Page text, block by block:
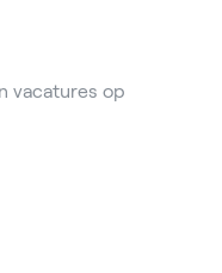
vacatures op